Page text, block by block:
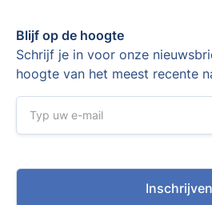
Blijf op de hoogte
Schrijf je in voor onze
hoogte van het meest recente